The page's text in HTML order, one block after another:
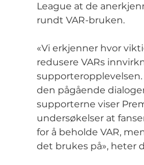
League at de
rundt VAR-bruken.
«Vi erkjenner hvor
redusere VARs
supporteropplevelsen.
den pågående
supporterne viser
undersøkelser at
for å beholde VAR,
det brukes på», heter